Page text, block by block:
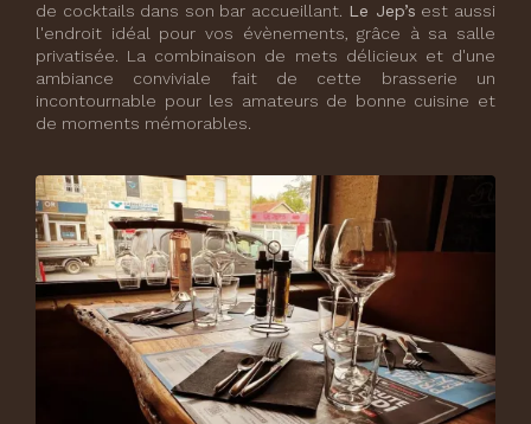
de cocktails dans son bar accueillant.
Le Jep’s est aussi
l'endroit idéal pour vos évènements, grâce à sa salle
privatisée. La combinaison de mets délicieux et d'une
ambiance conviviale fait de cette brasserie un
incontournable pour les amateurs de bonne cuisine et
de moments mémorables.